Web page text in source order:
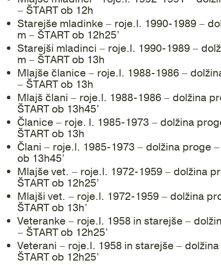
– ŠTART ob 12h
Starejše mladinke – roje.l. 1990-1989 –
m – ŠTART ob 12h25’
Starejši mladinci – roje.l. 1990-1989 –
m – ŠTART ob 13h
Mlajše članice – roje.l. 1988-1986 –
– ŠTART ob 13h
Mlajš člani – roje.l. 1988-1986 – dolžina
ŠTART ob 13h45’
Članice – roje. l. 1985-1973 – dolžina
ŠTART ob 13h
Člani – roje.l. 1985-1973 – dolžina proge –
ob 13h45’
Mlajše vet. – roje.l. 1972-1959 – dolžina
ŠTART ob 12h25’
Mlajši vet. – roje.l. 1972-1959 – dolžina
ŠTART ob 13h’
Veteranke – roje.l. 1958 in starejše –
– ŠTART ob 12h25’
Veterani – roje.l. 1958 in starejše –
ŠTART ob 12h25’